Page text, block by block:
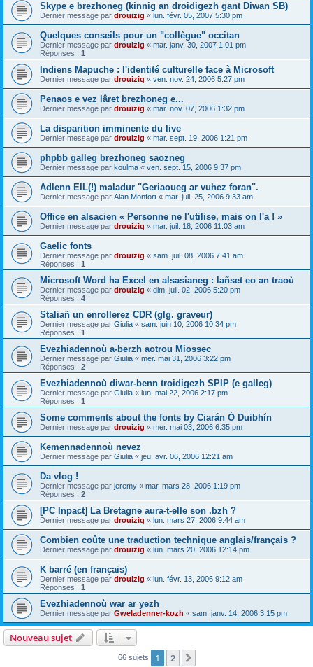
Skype e brezhoneg (kinnig an droidigezh gant Diwan SB)
Dernier message par drouizig « lun. févr. 05, 2007 5:30 pm
Quelques conseils pour un "collègue" occitan
Dernier message par drouizig « mar. janv. 30, 2007 1:01 pm
Réponses : 1
Indiens Mapuche : l'identité culturelle face à Microsoft
Dernier message par drouizig « ven. nov. 24, 2006 5:27 pm
Penaos e vez lâret brezhoneg e...
Dernier message par drouizig « mar. nov. 07, 2006 1:32 pm
La disparition imminente du live
Dernier message par drouizig « mar. sept. 19, 2006 1:21 pm
phpbb galleg brezhoneg saozneg
Dernier message par koulma « ven. sept. 15, 2006 9:37 pm
Adlenn EIL(!) maladur "Geriaoueg ar vuhez foran".
Dernier message par Alan Monfort « mar. juil. 25, 2006 9:33 am
Office en alsacien « Personne ne l'utilise, mais on l'a ! »
Dernier message par drouizig « mar. juil. 18, 2006 11:03 am
Gaelic fonts
Dernier message par drouizig « sam. juil. 08, 2006 7:41 am
Réponses : 1
Microsoft Word ha Excel en alsasianeg : lañset eo an traoù
Dernier message par drouizig « dim. juil. 02, 2006 5:20 pm
Réponses : 4
Staliañ un enrollerez CDR (glg. graveur)
Dernier message par Giulia « sam. juin 10, 2006 10:34 pm
Réponses : 1
Evezhiadennoù a-berzh aotrou Miossec
Dernier message par Giulia « mer. mai 31, 2006 3:22 pm
Réponses : 2
Evezhiadennoù diwar-benn troidigezh SPIP (e galleg)
Dernier message par Giulia « lun. mai 22, 2006 2:17 pm
Réponses : 1
Some comments about the fonts by Ciarán Ó Duibhín
Dernier message par drouizig « mer. mai 03, 2006 6:35 pm
Kemennadennoù nevez
Dernier message par Giulia « jeu. avr. 06, 2006 12:21 am
Da vlog !
Dernier message par jeremy « mar. mars 28, 2006 1:19 pm
Réponses : 2
[PC Inpact] La Bretagne aura-t-elle son .bzh ?
Dernier message par drouizig « lun. mars 27, 2006 9:44 am
Combien coûte une traduction technique anglais/français ?
Dernier message par drouizig « lun. mars 20, 2006 12:14 pm
K barré (en français)
Dernier message par drouizig « lun. févr. 13, 2006 9:12 am
Réponses : 1
Evezhiadennoù war ar yezh
Dernier message par Gweladenner-kozh « sam. janv. 14, 2006 3:15 pm
Nouveau sujet
66 sujets 1 2